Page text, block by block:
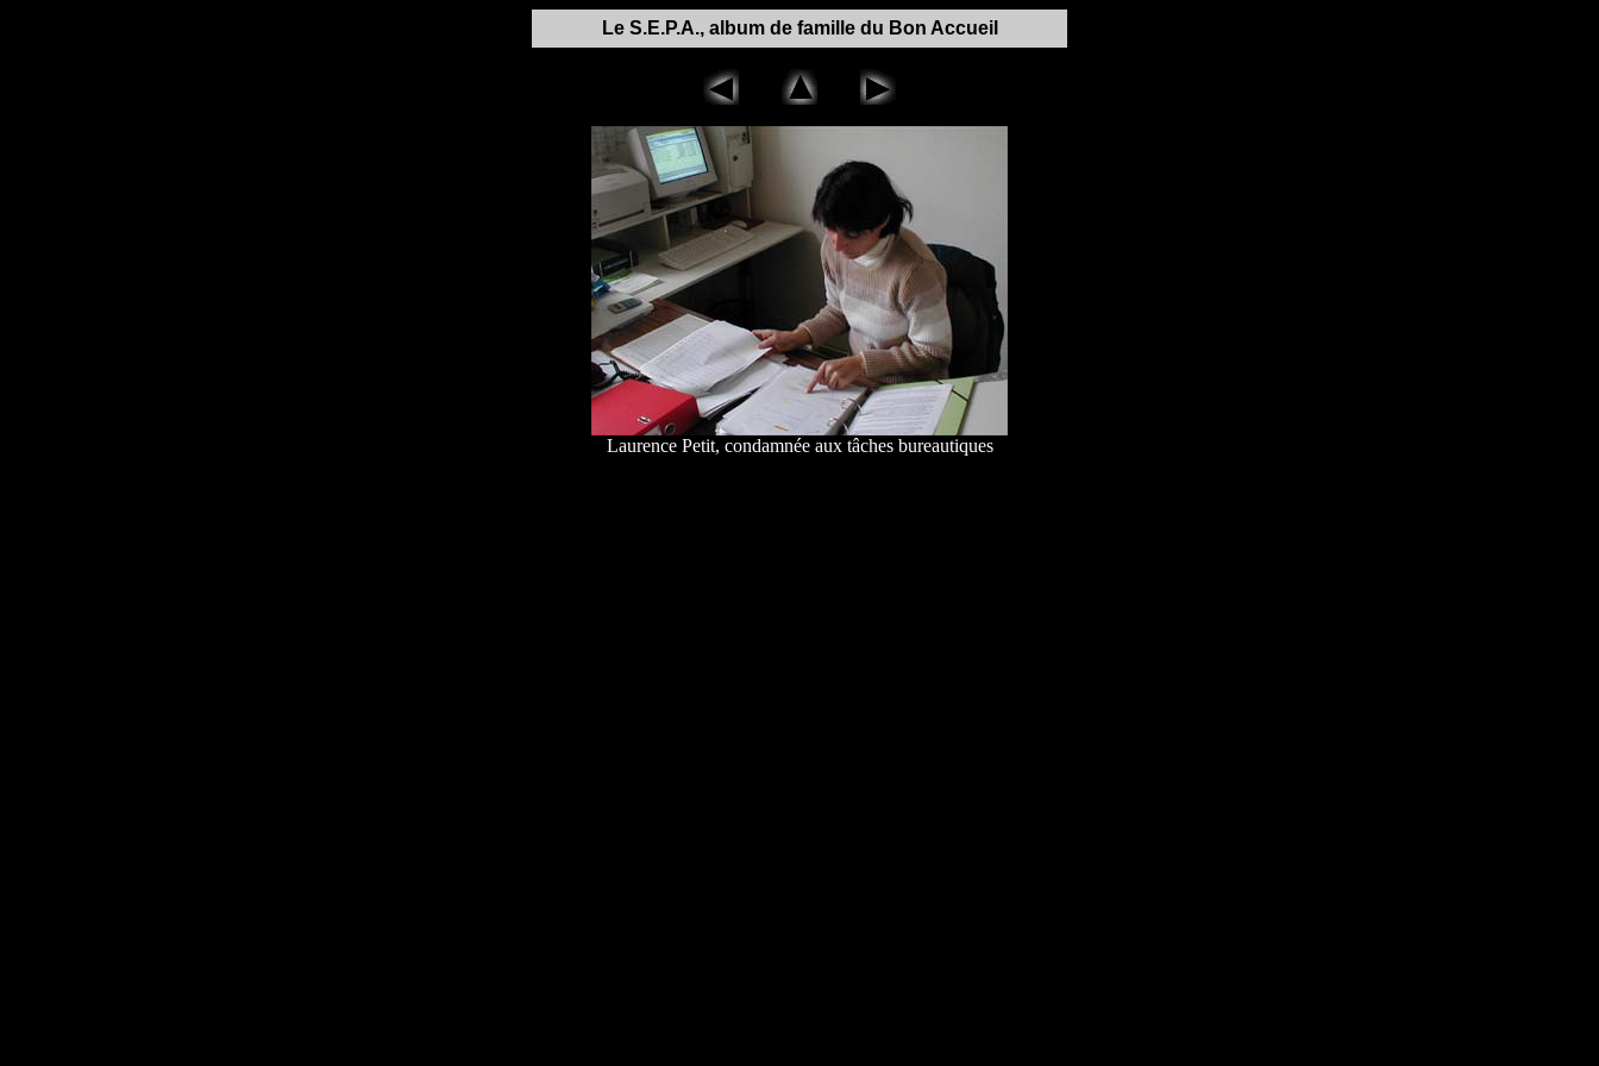
Le S.E.P.A., album de famille du Bon Accueil
Laurence Petit, condamnée aux tâches bureautiques